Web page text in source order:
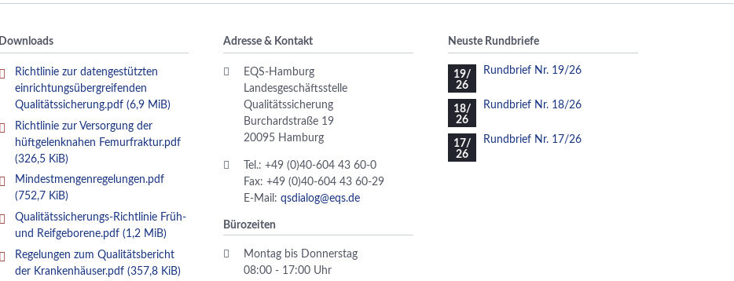
Downloads
Richtlinie zur datengestützten
einrichtungsübergreifenden
Qualitätssicherung.pdf (6,9 MiB)
Richtlinie zur Versorgung der
hüftgelenknahen Femurfraktur.pdf
(326,5 KiB)
Mindestmengenregelungen.pdf
(752,7 KiB)
Qualitätssicherungs-Richtlinie Früh-
und Reifgeborene.pdf (1,2 MiB)
Regelungen zum Qualitätsbericht
der Krankenhäuser.pdf (357,8 KiB)
Adresse & Kontakt
EQS-Hamburg
Landesgeschäftsstelle
Qualitätssicherung
Burchardstraße 19
20095 Hamburg
Tel.: +49 (0)40-604 43 60-0
Fax: +49 (0)40-604 43 60-29
E-Mail:qsdialog@eqs.de
Bürozeiten
Montag bis Donnerstag
08:00 - 17:00 Uhr
Neuste Rundbriefe
19/
26
Rundbrief Nr. 19/26
18/
26
Rundbrief Nr. 18/26
17/
26
Rundbrief Nr. 17/26